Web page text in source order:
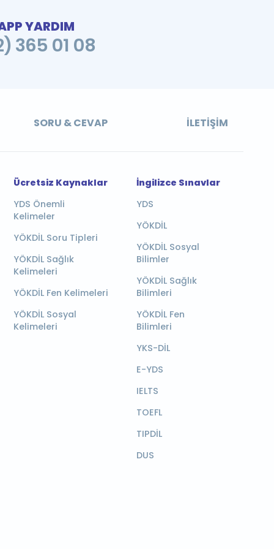
YARDIM
365 01 08
SORU & CEVAP İLETIŞIM
Ücretsiz Kaynaklar
YDS Önemli
Kelimeler
YÖKDİL Soru Tipleri
YÖKDİL Sağlık
Kelimeleri
YÖKDİL Fen Kelimeleri
YÖKDİL Sosyal
Kelimeleri
İngilizce Sınavlar
YDS
YÖKDİL
YÖKDİL Sosyal
Bilimler
YÖKDİL Sağlık
Bilimleri
YÖKDİL Fen
Bilimleri
YKS-DİL
E-YDS
IELTS
TOEFL
TIPDİL
DUS